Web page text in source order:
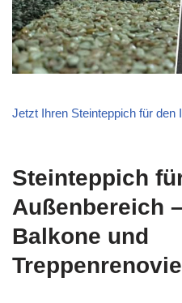
Jetzt Ihren Steinteppich für den
Steinteppich
Außenbereich
Balkone und